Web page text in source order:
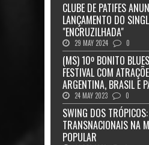
CLUBE DE PATIFES
LANÇAMENTO DO
"ENCRUZILHADA"
29 MAY 2024 0
(MS) 10º BONITO
FESTIVAL COM
ARGENTINA, BRASIL E
24 MAY 2023 0
SWING DOS
TRANSNACIONAIS NA
POPULAR